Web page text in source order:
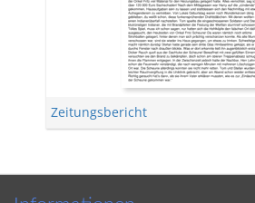
Zeitungsbericht